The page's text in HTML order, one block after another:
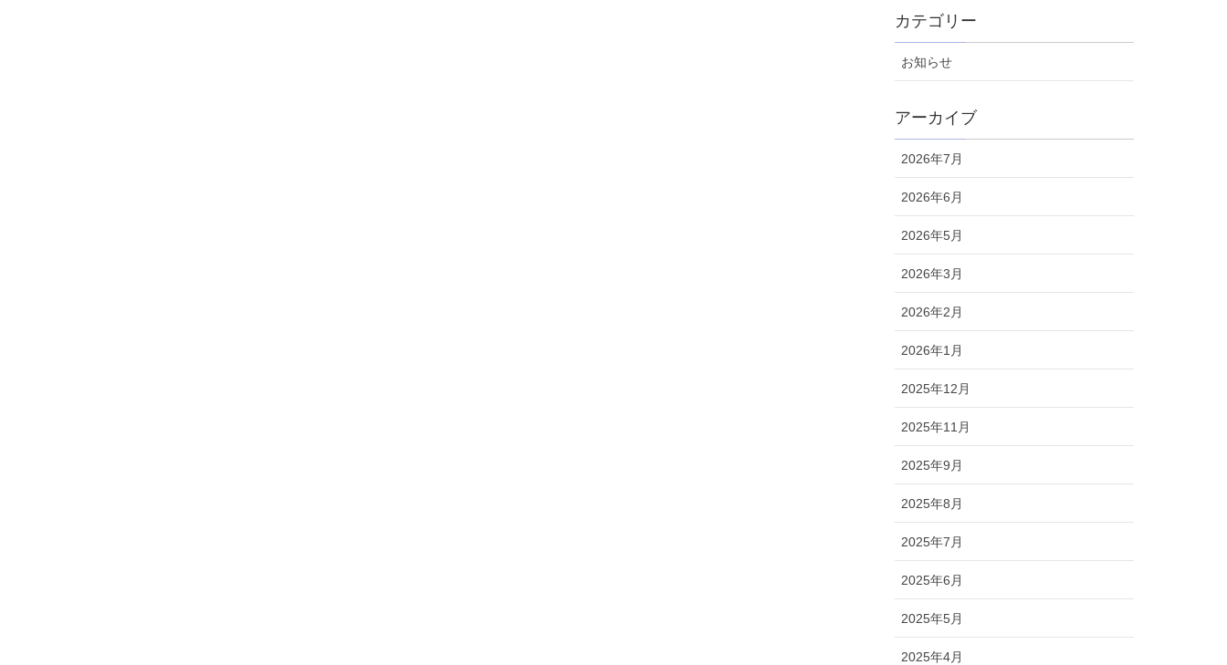
カテゴリー
お知らせ
アーカイブ
2026年7月
2026年6月
2026年5月
2026年3月
2026年2月
2026年1月
2025年12月
2025年11月
2025年9月
2025年8月
2025年7月
2025年6月
2025年5月
2025年4月